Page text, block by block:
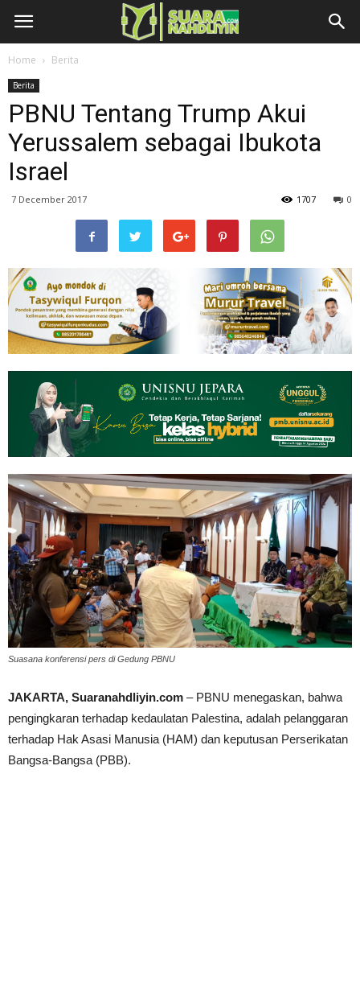
Home Berita
Berita
PBNU Tentang Trump Akui
Yerussalem sebagai Ibukota
Israel
7 December 2017 0
1707
Suasana konferensi pers di Gedung PBNU
JAKARTA, Suaranahdliyin.com – PBNU menegaskan, bahwa
pengingkaran terhadap kedaulatan Palestina, adalah pelanggaran
terhadap Hak Asasi Manusia (HAM) dan keputusan Perserikatan
Bangsa-Bangsa (PBB).